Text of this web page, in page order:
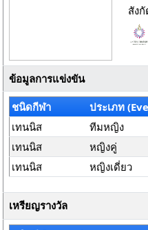
สังกั
ข้อมูลการแข่งขัน
ชนิดกีฬา
ประเภท
เทนนิส
ทีมหญิง
เทนนิส
หญิงคู่
เทนนิส
หญิงเดี่ยว
เหรียญรางวัล